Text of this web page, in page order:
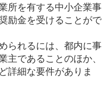
所を有する中小企業事
励金を受けることがで
られるには、 都内に事
主であることのほか、
詳細な要件がありま